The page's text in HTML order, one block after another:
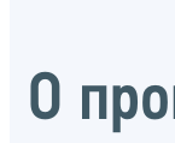
О